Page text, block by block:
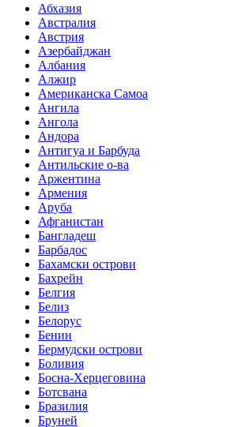
Абхазия
Австралия
Австрия
Азербайджан
Албания
Алжир
Американска Самоа
Ангила
Ангола
Андора
Антигуа и Барбуда
Антильские о-ва
Аржентина
Армения
Аруба
Афганистан
Бангладеш
Барбадос
Бахамски острови
Бахрейн
Белгия
Белиз
Белорус
Бенин
Бермудски острови
Боливия
Босна-Херцеговина
Ботсвана
Бразилия
Бруней